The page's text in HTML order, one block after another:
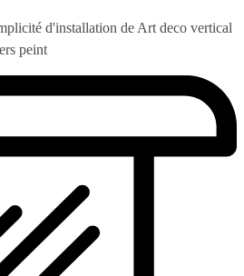
d'installation de Art deco vertical
peint